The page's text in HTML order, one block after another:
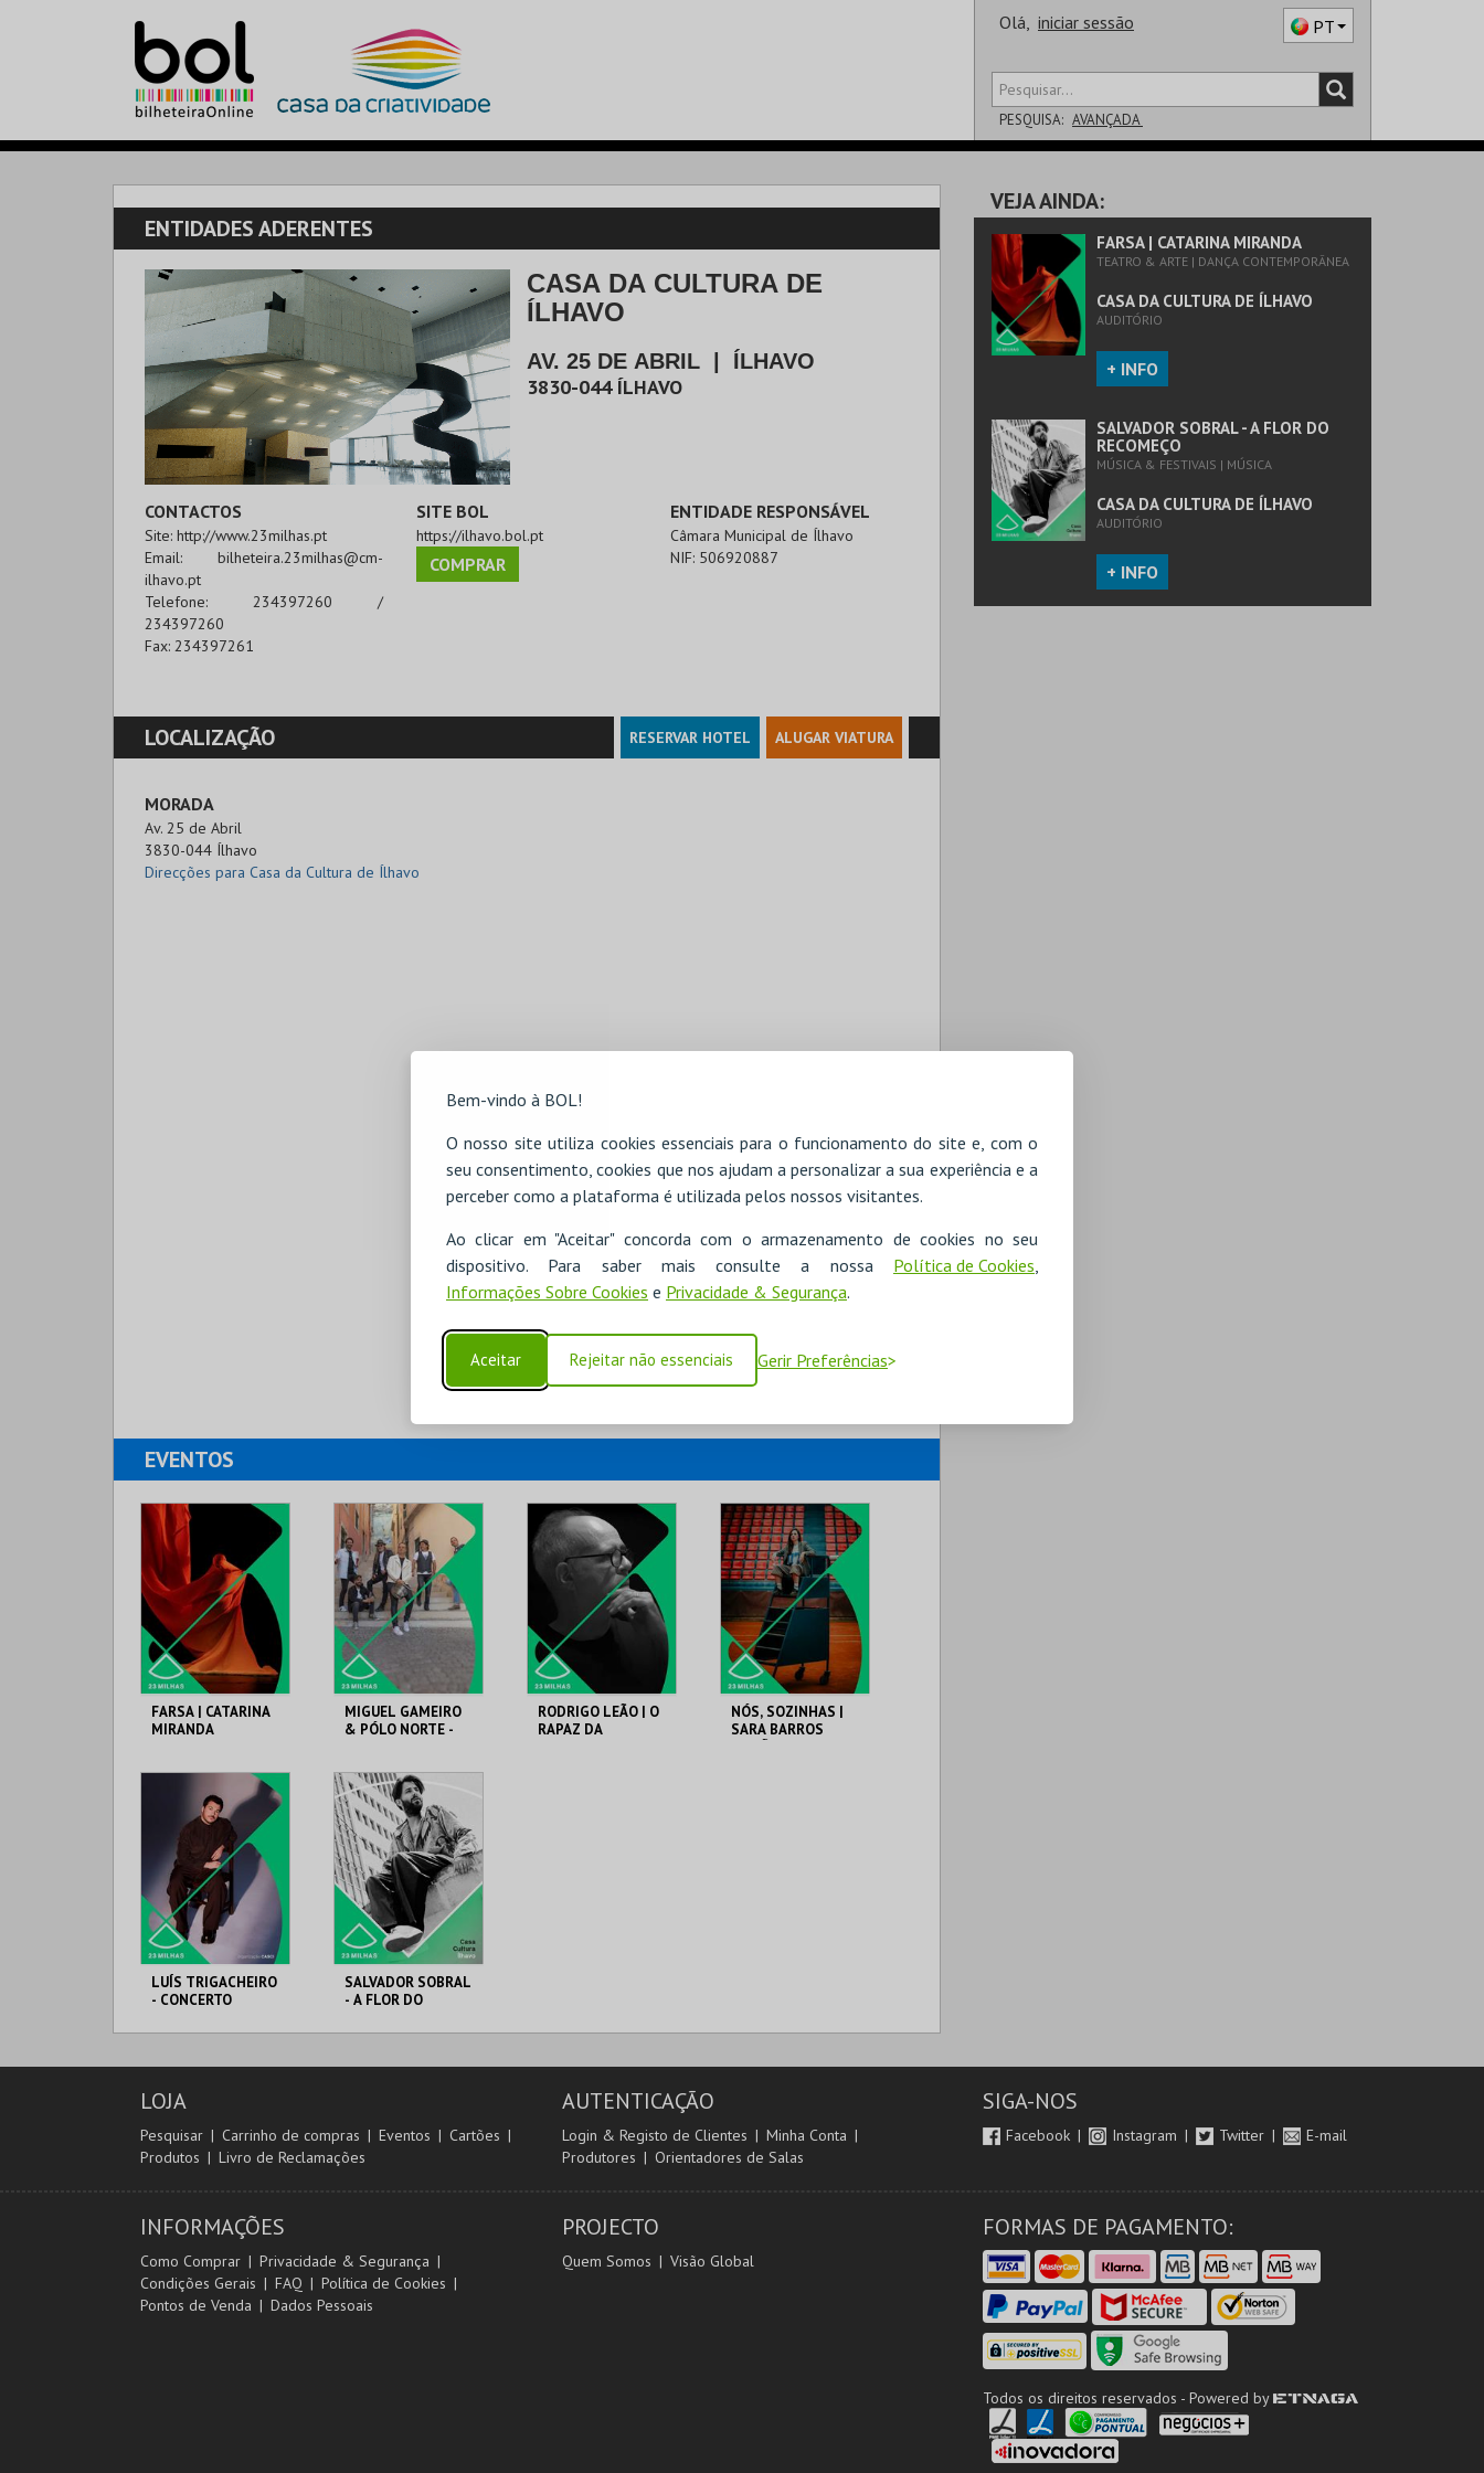
Bem-vindo à BOL!
O nosso site utiliza cookies essenciais para o funcionamento do site e, com o
seu consentimento, cookies que nos ajudam a personalizar a sua experiência e a
perceber como a plataforma é utilizada pelos nossos visitantes.
Ao clicar em "Aceitar" concorda com o armazenamento de cookies no seu
dispositivo. Para saber mais consulte a nossa Política de Cookies,
Informações Sobre Cookies e Privacidade & Segurança.
Aceitar Rejeitar não essenciais Gerir Preferências
Olá, iniciar sessão PT
PESQUISA: AVANÇADA
SALA
ENTIDADES ADERENTES
CASA DA CULTURA DE
ÍLHAVO
AV. 25 DE ABRIL ÍLHAVO
3830-044 ÍLHAVO
CONTACTOS
Site: http://www.23milhas.pt
Email: bilheteira.23milhas@cm-
ilhavo.pt
Telefone: 234397260 /
234397260
Fax: 234397261
SITE BOL
https://ilhavo.bol.pt
COMPRAR
ENTIDADE RESPONSÁVEL
Câmara Municipal de Ílhavo
NIF: 506920887
LOCALIZAÇÃO RESERVAR HOTEL ALUGAR VIATURA
MORADA
Av. 25 de Abril
3830-044 Ílhavo
Direcções para Casa da Cultura de Ílhavo
EVENTOS
FARSA | CATARINA
MIRANDA
CASA DA CULTURA
DE ÍLHAVO
MAIS INFO
COMPRAR
MIGUEL GAMEIRO
& PÓLO NORTE -
CASA DA CULTURA
DE ÍLHAVO
MAIS INFO
COMPRAR
RODRIGO LEÃO | O
RAPAZ DA
NÓS, SOZINHAS |
SARA BARROS
LUÍS TRIGACHEIRO
- CONCERTO
ANIVERSÁRIO
DE ÍLHAVO
COMPRAR
SALVADOR SOBRAL
- A FLOR DO
DE ÍLHAVO
VEJA AINDA:
FARSA | CATARINA MIRANDA
TEATRO & ARTE | DANÇA CONTEMPORÂNEA
CASA DA CULTURA DE ÍLHAVO
AUDITÓRIO
+ INFO
SALVADOR SOBRAL - A FLOR DO
RECOMEÇO
MÚSICA & FESTIVAIS | MÚSICA
CASA DA CULTURA DE ÍLHAVO
AUDITÓRIO
+ INFO
LOJA
Pesquisar Carrinho de compras Eventos
Cartões
Produtos
Livro de Reclamações
AUTENTICAÇÃO
Login & Registo de Clientes
Minha Conta
Produtores
Orientadores de Salas
SIGA-NOS
Facebook Instagram Twitter E-mail
INFORMAÇÕES
Como Comprar
Privacidade & Segurança
Condições Gerais
FAQ
Política de Cookies
Pontos de Venda
Dados Pessoais
PROJECTO
Quem Somos Visão Global
FORMAS DE PAGAMENTO:
Todos os direitos reservados - Powered by